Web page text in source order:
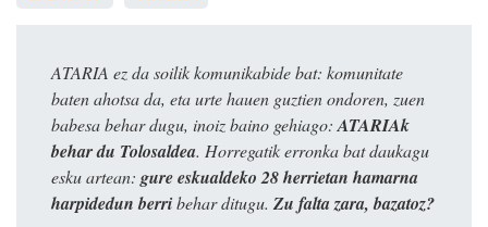
ATARIA ez da soilik komunikabide bat: komunitate
baten ahotsa da, eta urte hauen guztien ondoren, zuen
babesa behar dugu, inoiz baino gehiago: ATARIAk
behar du Tolosaldea. Horregatik erronka bat daukagu
esku artean: gure eskualdeko 28 herrietan hamarna
harpidedun berribehar ditugu. Zu falta zara, bazatoz?